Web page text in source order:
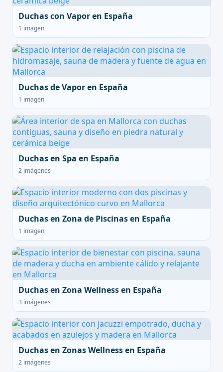
Duchas con Vapor en España
1 imagen
Duchas de Vapor en España
1 imagen
Duchas en Spa en España
2 imágenes
Duchas en Zona de Piscinas en España
1 imagen
Duchas en Zona Wellness en España
3 imágenes
Duchas en Zonas Wellness en España
2 imágenes